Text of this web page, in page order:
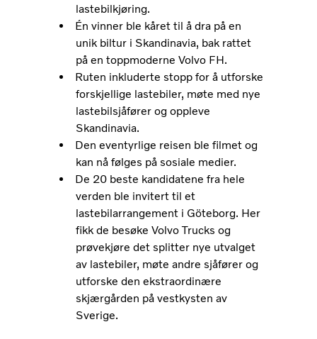
lastebilkjøring.
Én vinner ble kåret til å dra på en
unik biltur i Skandinavia, bak rattet
på en toppmoderne Volvo FH.
Ruten inkluderte stopp for å utforske
forskjellige lastebiler, møte med nye
lastebilsjåfører og oppleve
Skandinavia.
Den eventyrlige reisen ble filmet og
kan nå følges på sosiale medier.
De 20 beste kandidatene fra hele
verden ble invitert til et
lastebilarrangement i Göteborg. Her
fikk de besøke Volvo Trucks og
prøvekjøre det splitter nye utvalget
av lastebiler, møte andre sjåfører og
utforske den ekstraordinære
skjærgården på vestkysten av
Sverige.